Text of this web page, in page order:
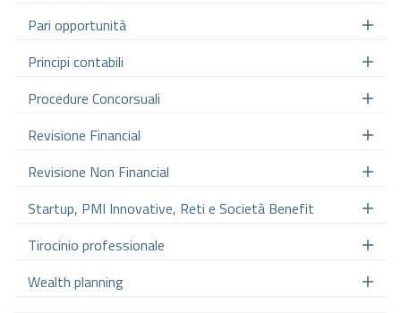
Pari opportunità
Principi contabili
Procedure Concorsuali
Revisione Financial
Revisione Non Financial
Startup, PMI Innovative, Reti e Società Benefit
Tirocinio professionale
Wealth planning